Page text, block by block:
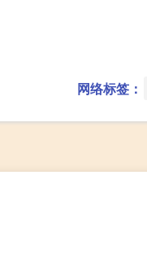
网络标签：